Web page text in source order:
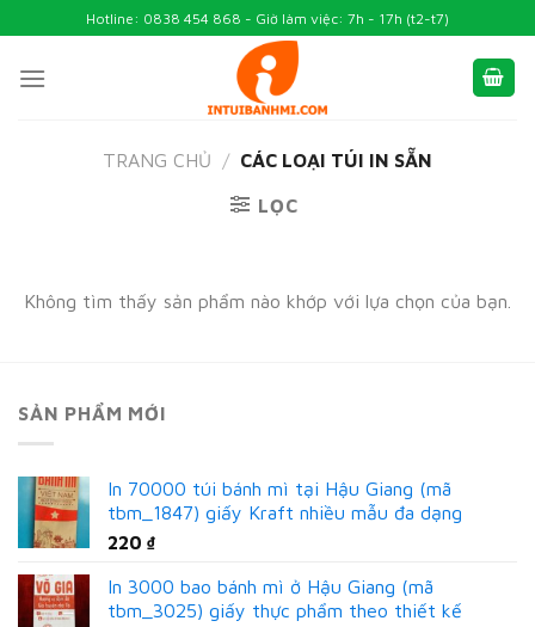
to
content
Hotline: 0838 454 868 - Giờ làm việc: 7h - 17h (t2-t7)
TRANG CHỦ / CÁC LOẠI TÚI IN SẴN
LỌC
Không tìm thấy sản phẩm nào khớp với lựa chọn của bạn.
SẢN PHẨM MỚI
In 70000 túi bánh mì tại Hậu Giang (mã
tbm_1847) giấy Kraft nhiều mẫu đa dạng
220 ₫
In 3000 bao bánh mì ở Hậu Giang (mã
tbm_3025) giấy thực phẩm theo thiết kế